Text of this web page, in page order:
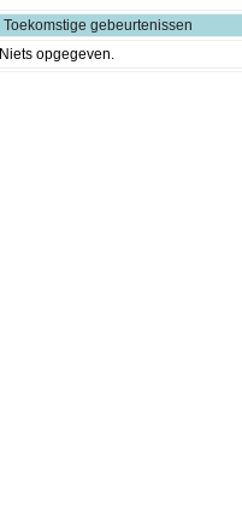
Toekomstige gebeurtenissen
Niets opgegeven.